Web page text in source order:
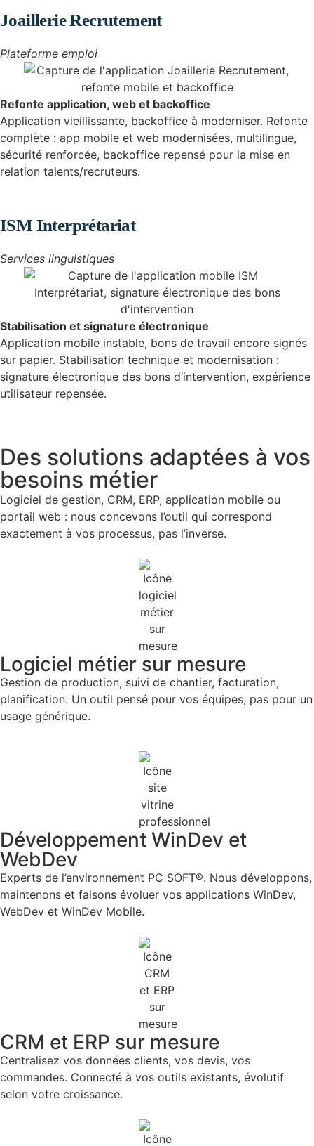
Joaillerie Recrutement
Plateforme emploi
Refonte application, web et backoffice
Application vieillissante, backoffice à moderniser. Refonte
complète : app mobile et web modernisées, multilingue,
sécurité renforcée, backoffice repensé pour la mise en
relation talents/recruteurs.
ISM Interprétariat
Services linguistiques
Stabilisation et signature électronique
Application mobile instable, bons de travail encore signés
sur papier. Stabilisation technique et modernisation :
signature électronique des bons d’intervention, expérience
utilisateur repensée.
Des solutions adaptées à vos
besoins métier
Logiciel de gestion, CRM, ERP, application mobile ou
portail web : nous concevons l’outil qui correspond
exactement à vos processus, pas l’inverse.
Logiciel métier sur mesure
Gestion de production, suivi de chantier, facturation,
planification. Un outil pensé pour vos équipes, pas pour un
usage générique.
Développement WinDev et
WebDev
Experts de l’environnement PC SOFT®. Nous développons,
maintenons et faisons évoluer vos applications WinDev,
WebDev et WinDev Mobile.
CRM et ERP sur mesure
Centralisez vos données clients, vos devis, vos
commandes. Connecté à vos outils existants, évolutif
selon votre croissance.